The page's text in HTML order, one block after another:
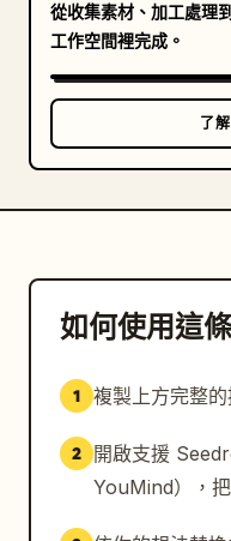
從收集素材、加工處理
工作空間裡完成。
了
如何使用這
1 複製上方完整的
2
開啟支援
YouMind），